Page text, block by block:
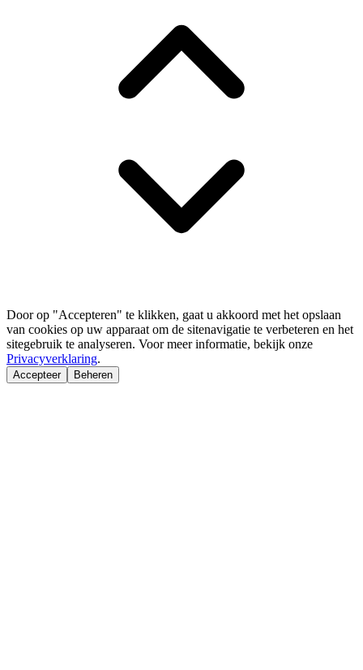
Door op "Accepteren" te klikken, gaat u akkoord met het opslaan
van cookies op uw apparaat om de sitenavigatie te verbeteren en het
sitegebruik te analyseren. Voor meer informatie, bekijk onze
Privacyverklaring.
Accepteer Beheren